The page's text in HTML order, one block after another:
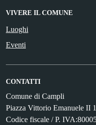
VIVERE IL COMUNE
Luoghi
Eventi
CONTATTI
Comune di Campli
Piazza Vittorio Emanuele II
Codice fiscale / P.